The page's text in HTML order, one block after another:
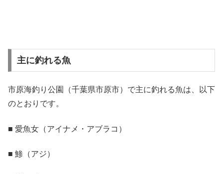
主に釣れる魚
市原海釣り公園（千葉県市原市）で主に釣れる魚は、以下
のとおりです。
■ 愛魚女（アイナメ・アブラコ）
■ 鯵（アジ）